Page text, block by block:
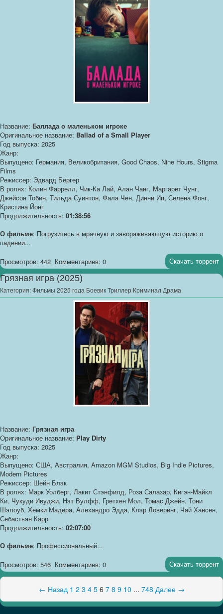
Название: Баллада о маленьком игроке
Оригинальное название: Ballad of a Small Player
Год выпуска: 2025
Жанр:
Выпущено: Германия, Великобритания, Good Chaos, Nine Hours, Stigma
Films
Режиссер: Эдвард Бергер
В ролях: Колин Фаррелл, Чик-Ка Лай, Алан Чанг, Маргарет Чунг,
Джейсон Тобин, Тильда Суинтон, Фала Чен, Динни Ип, Селена Фонг,
Кристина Йонг
Продолжительность: 01:38:56
О фильме: Погрузитесь в мрачную и завораживающую историю о
падении...
Просмотров: 442 Комментариев: 0 Скачать торрент
Грязная игра (2025)
Категория:Фильмы 2025 года Боевик Триллер Криминал Драма
Название: Грязная игра
Оригинальное название: Play Dirty
Год выпуска: 2025
Жанр:
Выпущено: США, Австралия, Amazon MGM Studios, Big Indie Pictures,
Modern Pictures
Режиссер: Шейн Блэк
В ролях: Марк Уолберг, Лакит Стэнфилд, Роза Салазар, Кигэн-Майкл
Ки, Чукуди Ивуджи, Нэт Вулфф, Гретхен Мол, Томас Джейн, Тони
Шэлоуб, Хемки Мадера, Алехандро Эдда, Клэр Ловеринг, Чай Хансен,
Себастьян Карр
Продолжительность: 02:07:00
О фильме: Профессиональный...
Просмотров: 546 Комментариев: 0 Скачать торрент
← Назад 1 2 3 4 5 6 7 8 9 10 ... 748 Далее →